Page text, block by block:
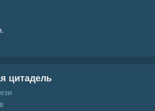
цитадель